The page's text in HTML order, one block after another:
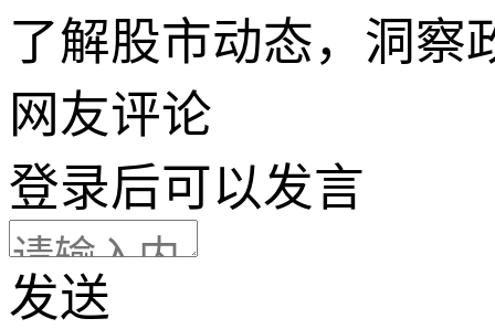
了解股市动态，洞察
网友评论
登录后可以发言
发送